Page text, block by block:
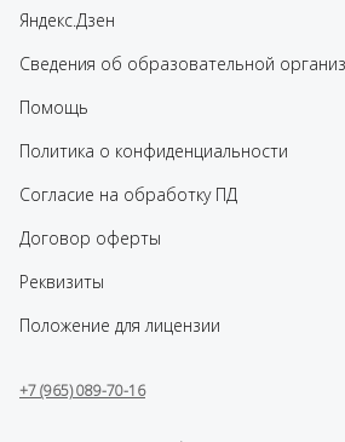
Яндекс.Дзен
Сведения об образовательной
Помощь
Политика о конфиденциальности
Согласие на обработку ПД
Договор оферты
Реквизиты
Положение для лицензии
+7 (965) 089-70-16